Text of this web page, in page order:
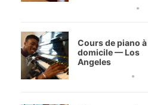
Cours de piano à
domicile — Los
Angeles